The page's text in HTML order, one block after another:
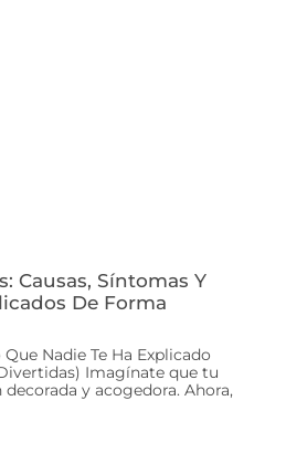
Causas, Síntomas Y
De Forma
Nadie Te Ha Explicado
Imagínate que tu
y acogedora. Ahora,